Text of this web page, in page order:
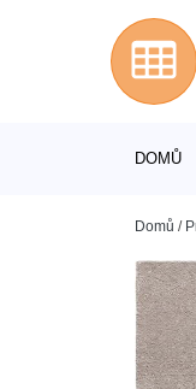
DOMŮ
Domů /